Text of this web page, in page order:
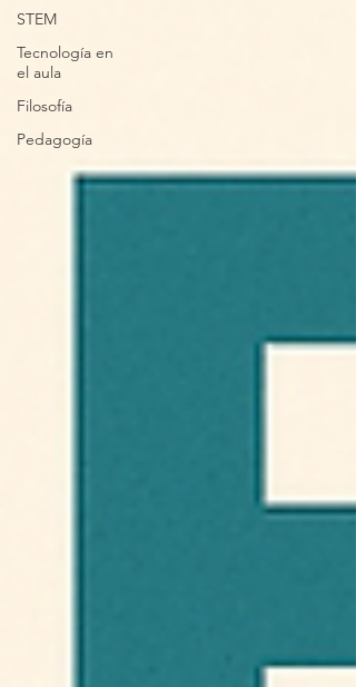
STEM
Tecnología en
el aula
Filosofía
Pedagogía